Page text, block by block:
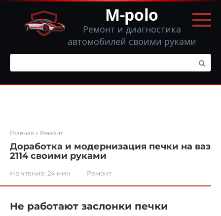
Перейти
контенту
M-polo
Ремонт и диагностика
автомобилей своими руками
Поиск:
Главная » Ремонт
Доработка и модернизация печки на ваз
2114 своими руками
На чтение: 24 мин Ремонт
Не работают заслонки печки